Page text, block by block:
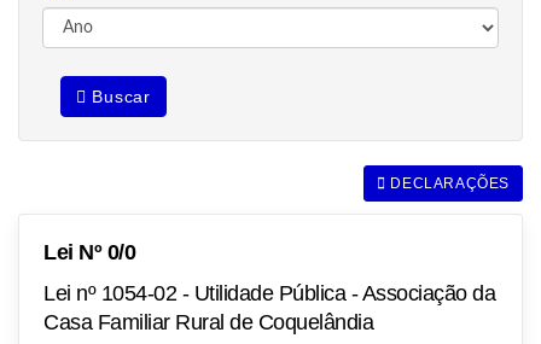
Buscar
DECLARAÇÕES
Lei Nº 0/0
Lei nº 1054-02 - Utilidade Pública - Associação da
Casa Familiar Rural de Coquelândia